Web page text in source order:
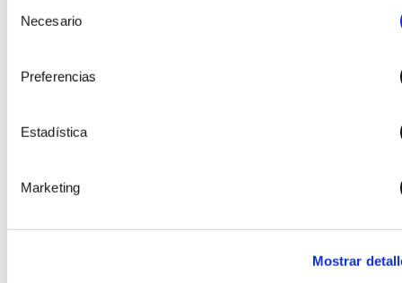
información que les haya proporcionado o que hayan
Necesario
Preferencias
Estadística
Marketing
Mostrar